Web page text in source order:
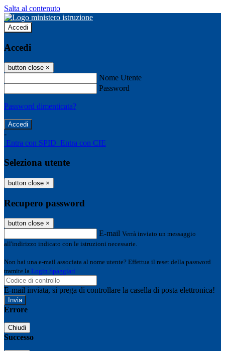
Salta al contenuto
Accedi
Accedi
button close ×
Nome Utente
Password
Password dimenticata?
-
Entra con SPID Entra con CIE
Seleziona utente
button close ×
Recupero password
button close ×
E-mail Verrà inviato un messaggio
all'indirizzo indicato con le istruzioni necessarie.
Non hai una e-mail associata al nome utente? Effettua il reset della password
tramite la Login Spaggiari
E-mail inviata, si prega di controllare la casella di posta elettronica!
Errore
Chiudi
Successo